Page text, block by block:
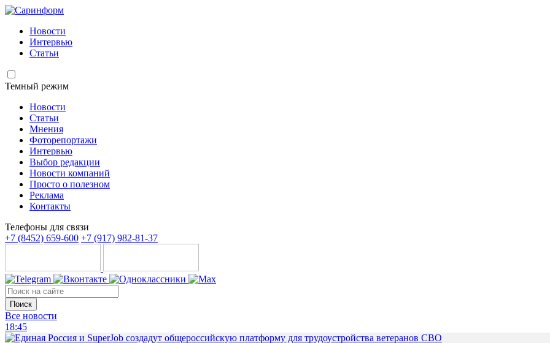
Новости
Интервью
Статьи
Темный режим
Новости
Статьи
Мнения
Фоторепортажи
Интервью
Выбор редакции
Новости компаний
Просто о полезном
Реклама
Контакты
Телефоны для связи
+7 (8452) 659-600 +7 (917) 982-81-37
Поиск
Все новости
18:45